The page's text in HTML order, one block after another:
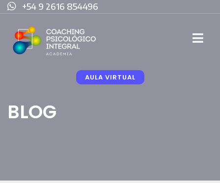
+54 9 2616 854496
AULA VIRTUAL
BLOG